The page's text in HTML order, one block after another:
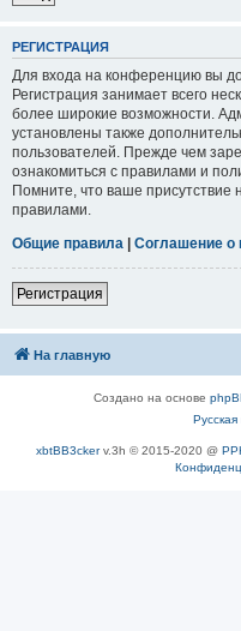
РЕГИСТРАЦИЯ
Для входа на конференцию вы
Регистрация занимает всего
более широкие возможности.
установлены также
пользователей. Прежде чем
ознакомиться с правилами и
Помните, что ваше присутствие
правилами.
Общие правила | Соглашение о
Регистрация
На главную
Создано на основе
xbtBB3ckerv.3h © 2015-2020 @